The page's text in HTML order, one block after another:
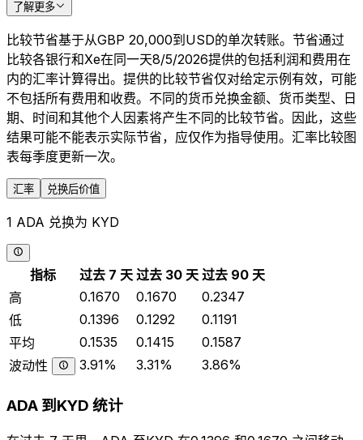
了解更多
比较节省基于从GBP 20,000到USD的单次转账。节省通过
比较各银行和Xe在同一天8/5/2026提供的包括利润和费用在
内的汇率计算得出。提供的比较节省仅对给定示例有效，可能
不包括所有费用和收费。不同的货币兑换金额、货币类型、日
期、时间和其他个人因素将产生不同的比较节省。因此，这些
结果可能不能表示实际节省，应仅作为指导使用。汇率比较图
表每季度更新一次。
汇率 兑换后价值
1 ADA 兑换为 KYD
指标 过去 7 天 过去 30 天 过去 90 天
高
0.1670 0.1670
0.2347
低
0.1396 0.1292
0.1191
平均
0.1535 0.1415
0.1587
波动性
3.91% 3.31% 3.86%
ADA 到KYD 统计